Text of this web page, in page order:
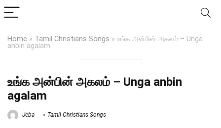
Home » Tamil Christians Songs » உங்க அன்பின் அகலம் – Unga
anbin agalam
உங்க அன்பின் அகலம் – Unga anbin
agalam
Jeba Tamil Christians Songs